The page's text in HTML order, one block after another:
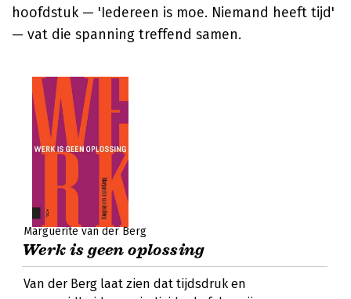
hoofdstuk — 'Iedereen is moe. Niemand heeft tijd'
— vat die spanning treffend samen.
Marguerite van der Berg
Werk is geen oplossing
Van der Berg laat zien dat tijdsdruk en